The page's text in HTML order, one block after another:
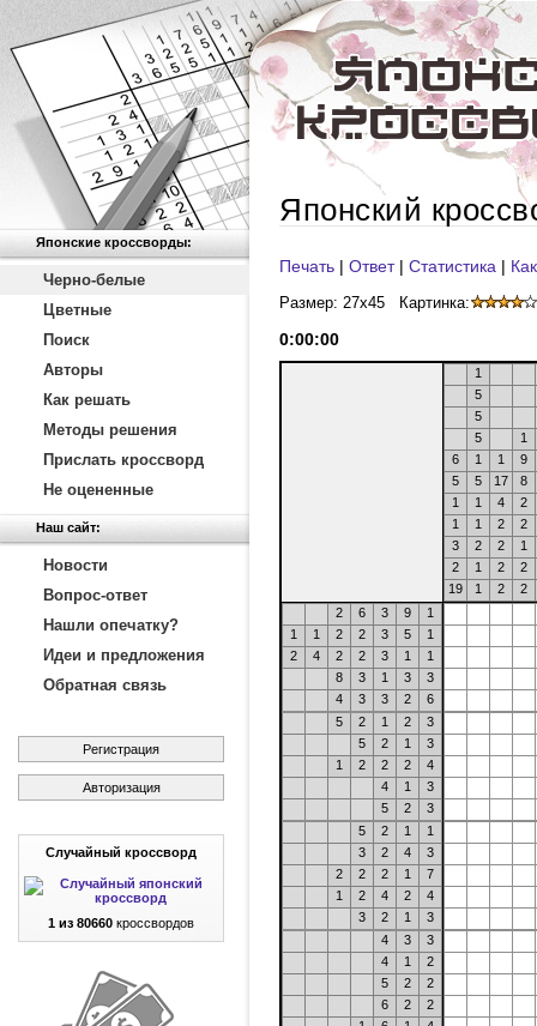
Японские кроссворды:
Черно-белые
Цветные
Поиск
Авторы
Как решать
Методы решения
Прислать кроссворд
Не оцененные
Наш сайт:
Новости
Вопрос-ответ
Нашли опечатку?
Идеи и предложения
Обратная связь
Регистрация
Авторизация
Случайный кроссворд
1 из 80660 кроссвордов
Японский
Печать | Ответ| Статистика |
Размер: 27x45 Картинка:
0:00:00
1
5
5
5
1
6
1 1
9
5
5 17
8
1
1 4
2
1
1 2
2
3
2 2
1
2
1 2
2
19
1 2
2
2
6 3 9
1
1
1 2 2 3 5
1
2
4 2 2 3 1
1
8
3 1 3
3
4
3 3 2
6
5
2 1 2
3
5
2 1
3
1
2 2 2
4
4
1
3
5
2
3
5
2 1
1
3
2 4
3
2
2 2 1
7
1
2 4 2
4
3
2 1
3
4
3
3
4
1
2
5
2
2
6
2
2